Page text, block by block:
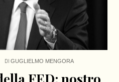
DI GUGLIELMO MENGORA